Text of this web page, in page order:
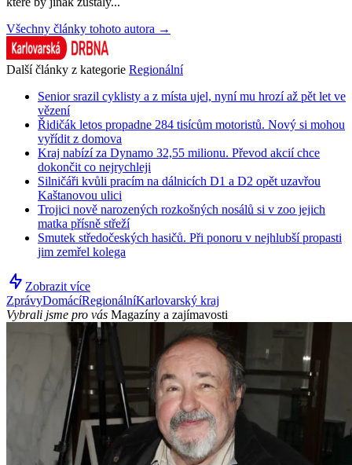
Všechny články tohoto autora →
Další články z kategorie Regionální
Senior srazil cyklisty a z místa ujel, nyní mu hrozí až pět let ve
vězení
Řidičák letos propadne 284 tisícům motoristů. Nový si mohou
vyřídit z domova
Kraj nabízí za Dynamo 32,55 milionu. Převod akcií chce
dokončit co nejrychleji
Silničáři kvůli pracím na dálnicích D1 a D2 opět uzavřou
Kaštanovou ulici
Trojici nově narozených rozkošných nosálů si v zoo jejich
matka přísně střeží
Smutek středočeských hasičů. Při ponoru v nejhlubší propasti
jim zemřel kolega
Zobrazit více
ZprávyDomácíRegionálníKarlovarský kraj
Vybrali jsme pro vás Magazíny a zajímavosti